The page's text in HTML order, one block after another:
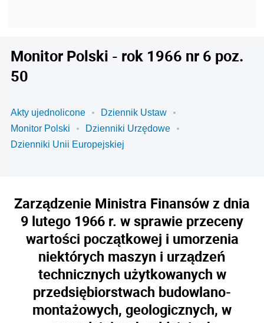
Monitor Polski - rok 1966 nr 6 poz.
50
Akty ujednolicone
Dziennik Ustaw
Monitor Polski
Dzienniki Urzędowe
Dzienniki Unii Europejskiej
Zarządzenie Ministra Finansów z dnia
9 lutego 1966 r. w sprawie przeceny
wartości początkowej i umorzenia
niektórych maszyn i urządzeń
technicznych użytkowanych w
przedsiębiorstwach budowlano-
montażowych, geologicznych, w